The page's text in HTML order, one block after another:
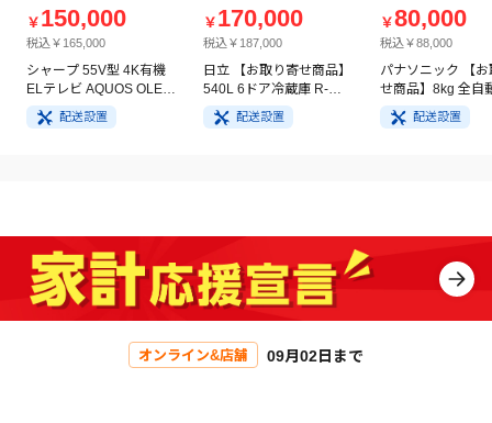
￥ 150,000
税込￥165,000
シャープ 55V型 4K有機
ELテレビ AQUOS OLED
4T-C55GQ3
配送設置
￥ 170,000
税込￥187,000
日立 【お取り寄せ商品】
540L 6ドア冷蔵庫 R-
HW54V(N) ライトゴール
ド
配送設置
￥80,000
税込￥88,000
パナソニック 【お
せ商品】8kg 全自
洗濯機 NA-
イト
配送設置
オンライン&店舗 09月02日まで